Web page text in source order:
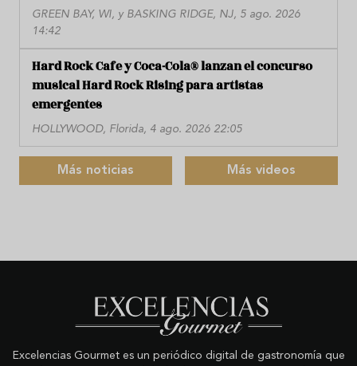
GREEN BAY, WI, y BASKING RIDGE, NJ, 5 ago. 2026
14:42
Hard Rock Cafe y Coca-Cola® lanzan el concurso
musical Hard Rock Rising para artistas
emergentes
HOLLYWOOD, Florida, 4 ago. 2026 22:05
Más noticias Más videos
Excelencias Gourmet es un periódico digital de gastronomía que